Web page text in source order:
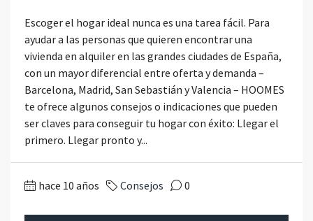
Escoger el hogar ideal nunca es una tarea fácil. Para
ayudar a las personas que quieren encontrar una
vivienda en alquiler en las grandes ciudades de España,
con un mayor diferencial entre oferta y demanda –
Barcelona, Madrid, San Sebastián y Valencia – HOOMES
te ofrece algunos consejos o indicaciones que pueden
ser claves para conseguir tu hogar con éxito: Llegar el
primero. Llegar pronto y...
hace 10 años Consejos 0